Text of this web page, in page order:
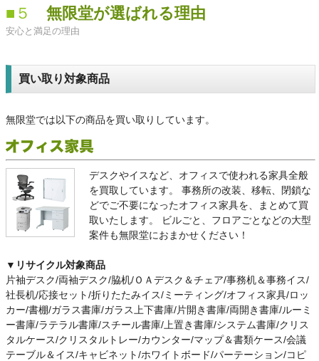
■５ 無限堂が選ばれる理由
安心と満足の理由
買い取り対象商品
無限堂では以下の商品を買い取りしています。
デスクやイスなど、オフィスで使われる家具全般
を買取しています。
事務所の改装、移転、閉鎖な
どでご不要になったオフィス家具を、まとめて買
取いたします。
ビルごと、フロアごとなどの大型
案件も無限堂におまかせください！
▼リサイクル対象商品
片袖デスク/両袖デスク/脇机/ＯＡデスク＆チェア/事務机＆事務イス/
社長机/応接セット/折りたたみイス/ミーティング/オフィス家具/ロッ
カー/書棚/ガラス書庫/ガラス上下書庫/片開き書庫/両開き書庫/ルーミ
ー書庫/ラテラル書庫/スチール書庫/上置き書庫/システム書庫/クリス
タルケース/クリスタルトレー/カウンター/マップ＆書類ケース/会議
テーブル＆イス/キャビネット/ホワイトボード/パーテーション/コピ